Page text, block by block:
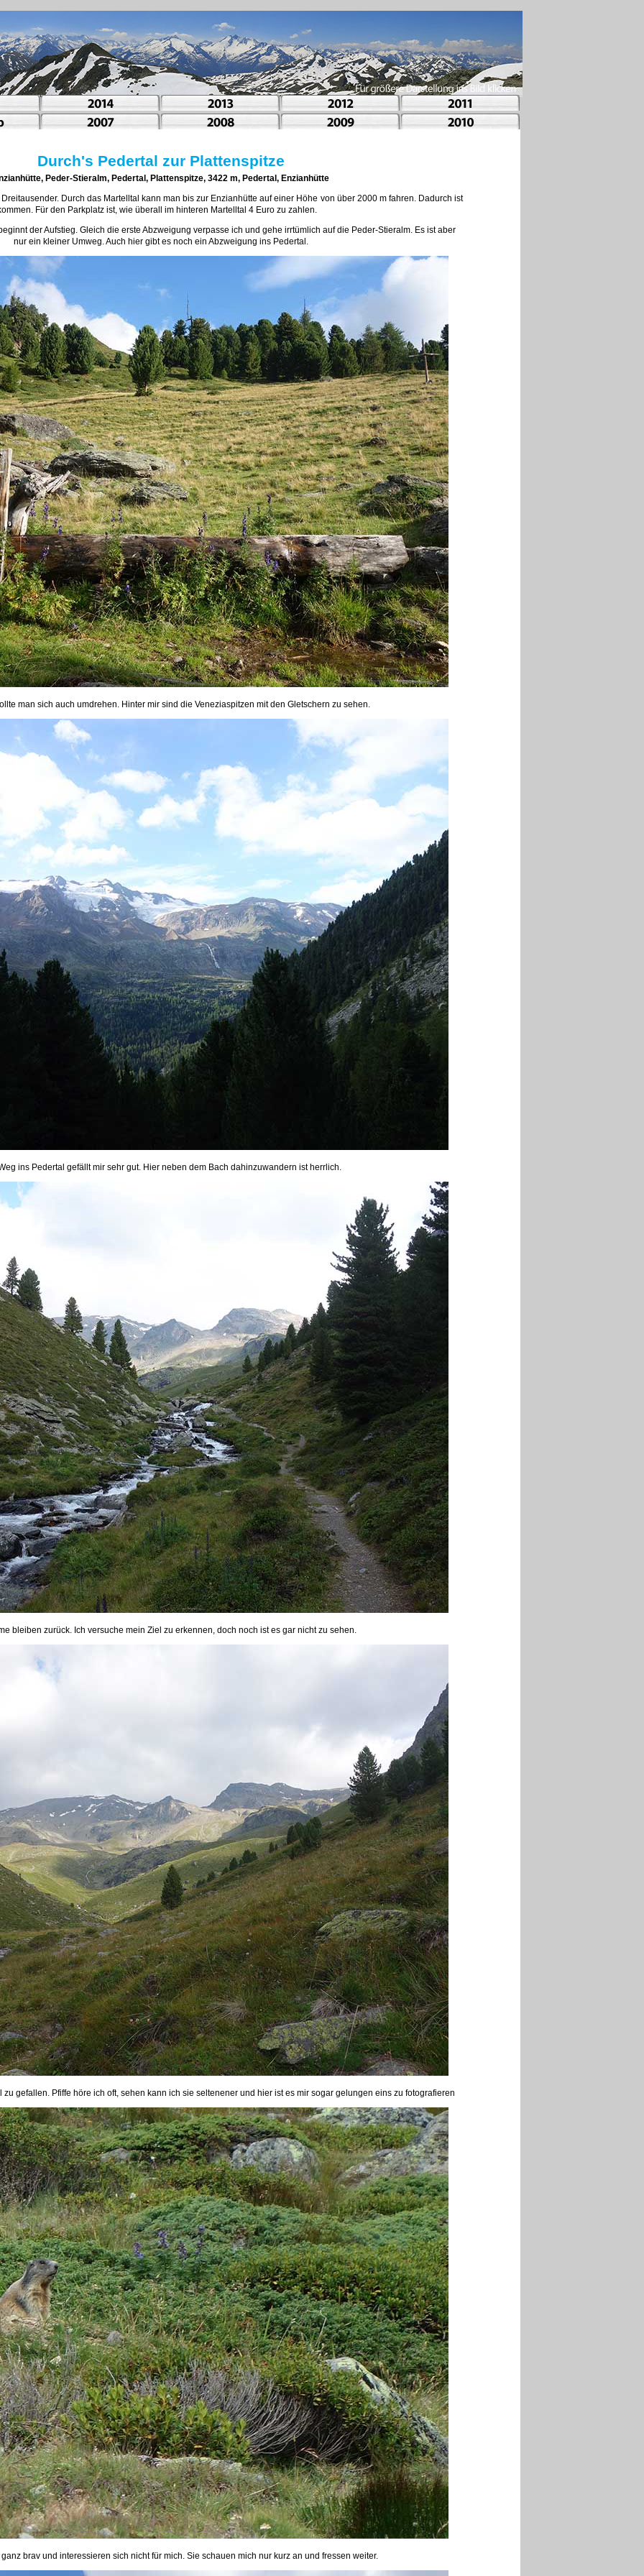
Durch's Pedertal zur Plattenspitze
Peder-Stieralm, Pedertal, Plattenspitze, 3422 m, Pedertal, Enzianhütte
Durch das Martelltal kann man bis zur Enzianhütte auf einer Höhe von über 2000 m fahren. Dadurch ist
Für den Parkplatz ist, wie überall im hinteren Martelltal 4 Euro zu zahlen.
der Aufstieg. Gleich die erste Abzweigung verpasse ich und gehe irrtümlich auf die Peder-Stieralm. Es ist aber
nur ein kleiner Umweg. Auch hier gibt es noch ein Abzweigung ins Pedertal.
man sich auch umdrehen. Hinter mir sind die Veneziaspitzen mit den Gletschern zu sehen.
ins Pedertal gefällt mir sehr gut. Hier neben dem Bach dahinzuwandern ist herrlich.
bleiben zurück. Ich versuche mein Ziel zu erkennen, doch noch ist es gar nicht zu sehen.
gefallen. Pfiffe höre ich oft, sehen kann ich sie seltenener und hier ist es mir sogar gelungen eins zu fotografieren
brav und interessieren sich nicht für mich. Sie schauen mich nur kurz an und fressen weiter.